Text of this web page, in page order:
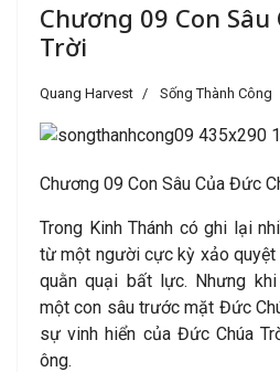
Chương 09 Con Sâu
Trời
Quang Harvest Sống Thành Công
Chương 09 Con Sâu Của Đức
Trong Kinh Thánh có ghi lại
từ một người cực kỳ xảo quyệt
quằn quại bất lực. Nhưng
một con sâu trước mặt Đức
sự vinh hiển của Đức Chúa
ông.